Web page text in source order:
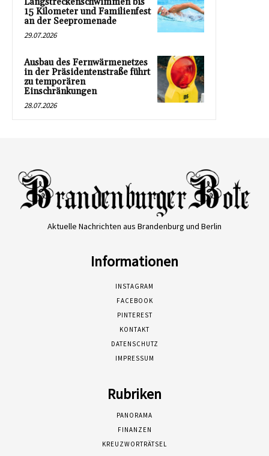
15 Kilometer und Familienfest
an der Seepromenade
29.07.2026
Ausbau des Fernwärmenetzes
in der Präsidentenstraße führt
zu temporären
Einschränkungen
28.07.2026
Aktuelle Nachrichten aus Brandenburg und Berlin
Informationen
INSTAGRAM
FACEBOOK
PINTEREST
KONTAKT
DATENSCHUTZ
IMPRESSUM
Rubriken
PANORAMA
FINANZEN
KREUZWORTRÄTSEL